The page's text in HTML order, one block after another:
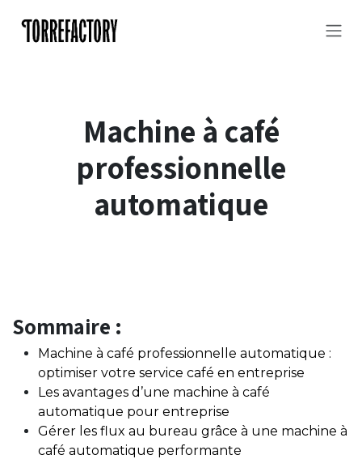
Machine à café
professionnelle
automatique
Sommaire :
Machine à café professionnelle automatique :
optimiser votre service café en entreprise
Les avantages d’une machine à café
automatique pour entreprise
Gérer les flux au bureau grâce à une machine à
café automatique performante